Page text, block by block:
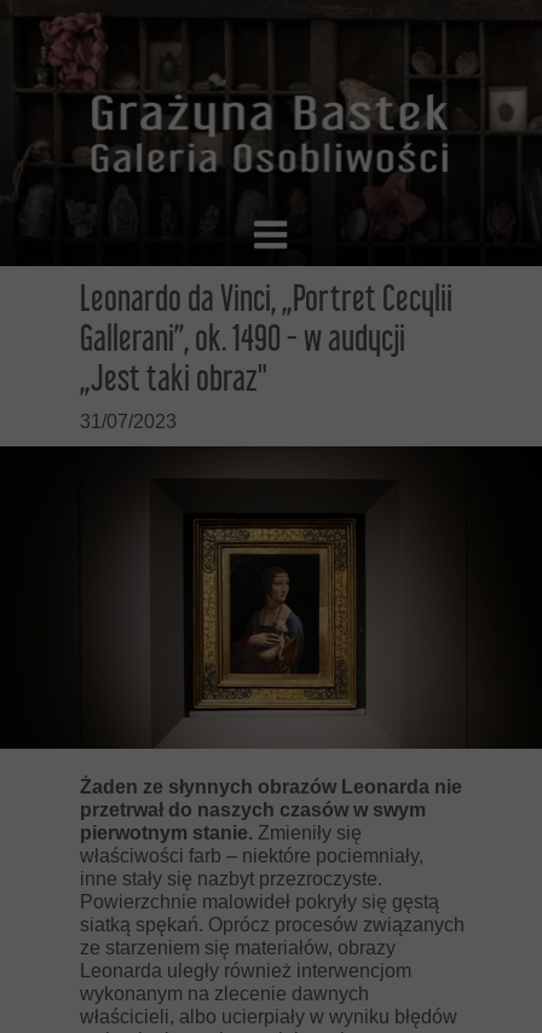
31/07/2023
Leonardo da Vinci, „Portret Cecylii
Gallerani”, ok. 1490 - w audycji
„Jest taki obraz"
Żaden ze słynnych obrazów Leonarda nie
przetrwał do naszych czasów w swym
pierwotnym stanie. Zmieniły się
właściwości farb – niektóre pociemniały,
inne stały się nazbyt przezroczyste.
Powierzchnie malowideł pokryły się gęstą
siatką spękań. Oprócz procesów związanych
ze starzeniem się materiałów, obrazy
Leonarda uległy również interwencjom
wykonanym na zlecenie dawnych
właścicieli, albo ucierpiały w wyniku błędów